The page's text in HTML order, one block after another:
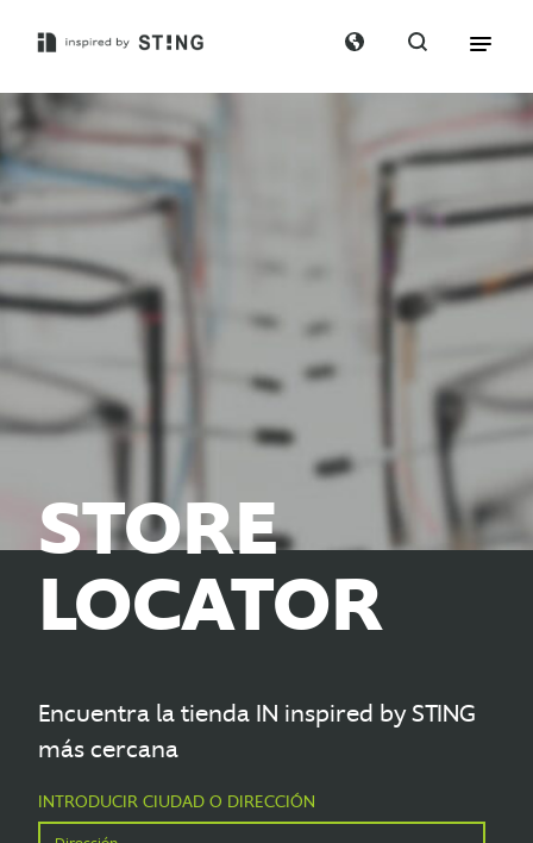
STORE
LOCATOR
Encuentra la tienda IN inspired by STING
más cercana
INTRODUCIR CIUDAD O DIRECCIÓN